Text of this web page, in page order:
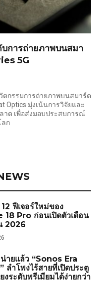
การถ่ายภาพบนสมา
5G
ตกรรมการถ่ายภาพบนสมาร์ต
Optics มุ่งเน้นการวิจัยและ
ด เพื่อส่งมอบประสบการณ์
ลก
12 ฟีเจอร์ใหม่ของ
18 Pro ก่อนเปิดตัวเดือน
2026
ายแล้ว “Sonos Era
ลำโพงไร้สายที่เปิดประตู
งระดับพรีเมียมได้ง่ายกว่า